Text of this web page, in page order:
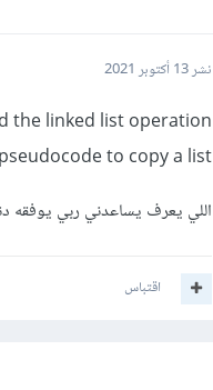
نشر13 أكتوبر 2021
the linked list operation
to copy a list
اللي يعرف يساعدني ربي يوفقه
اقتباس